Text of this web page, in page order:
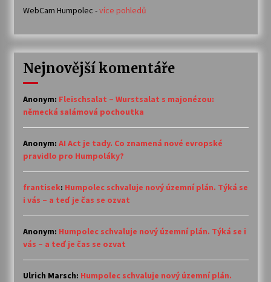
WebCam Humpolec -více pohledů
Nejnovější komentáře
Anonym: Fleischsalat – Wurstsalat s majonézou:
německá salámová pochoutka
Anonym: AI Act je tady. Co znamená nové evropské
pravidlo pro Humpoláky?
frantisek: Humpolec schvaluje nový územní plán. Týká se
i vás – a teď je čas se ozvat
Anonym: Humpolec schvaluje nový územní plán. Týká se i
vás – a teď je čas se ozvat
Ulrich Marsch: Humpolec schvaluje nový územní plán.